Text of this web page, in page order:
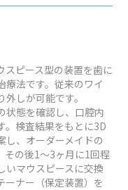
スピース型の装置を歯に
療法です。従来のワイ
しが可能です。
状態を確認し、口腔内
。検査結果をもとに3D
し、オーダーメイドの
その後1～3ヶ月に1回程
いマウスピースに交換
ーナー（保定装置）を